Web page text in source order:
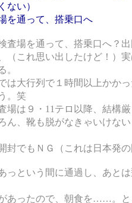
ない）
を通って、搭乗口へ
査場を通って、搭乗口へ？
（これ思い出したけど！）
。
は大行列で１時間以上かか
。笑
場は９・11テロ以降、結構
ん、靴も脱がなきゃいけな
封でもＮＧ（これは日本発
っという間に通過し、あと
あったので、朝食を……。と